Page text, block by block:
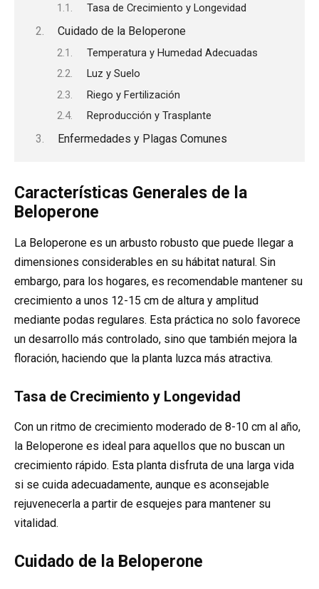
Tasa de Crecimiento y Longevidad
Cuidado de la Beloperone
Temperatura y Humedad Adecuadas
Luz y Suelo
Riego y Fertilización
Reproducción y Trasplante
Enfermedades y Plagas Comunes
Características Generales de la
Beloperone
La Beloperone es un arbusto robusto que puede llegar a
dimensiones considerables en su hábitat natural. Sin
embargo, para los hogares, es recomendable mantener su
crecimiento a unos 12-15 cm de altura y amplitud
mediante podas regulares. Esta práctica no solo favorece
un desarrollo más controlado, sino que también mejora la
floración, haciendo que la planta luzca más atractiva.
Tasa de Crecimiento y Longevidad
Con un ritmo de crecimiento moderado de 8-10 cm al año,
la Beloperone es ideal para aquellos que no buscan un
crecimiento rápido. Esta planta disfruta de una larga vida
si se cuida adecuadamente, aunque es aconsejable
rejuvenecerla a partir de esquejes para mantener su
vitalidad.
Cuidado de la Beloperone